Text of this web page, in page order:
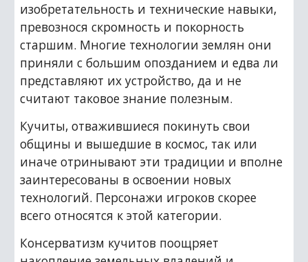
изобретательность и технические навыки,
превознося скромность и покорность
старшим. Многие технологии землян они
приняли с большим опозданием и едва ли
представляют их устройство, да и не
считают таковое знание полезным.
Кучиты, отважившиеся покинуть свои
общины и вышедшие в космос, так или
иначе отринывают эти традиции и вполне
заинтересованы в освоении новых
технологий. Персонажи игроков скорее
всего относятся к этой категории.
Консерватизм кучитов поощряет